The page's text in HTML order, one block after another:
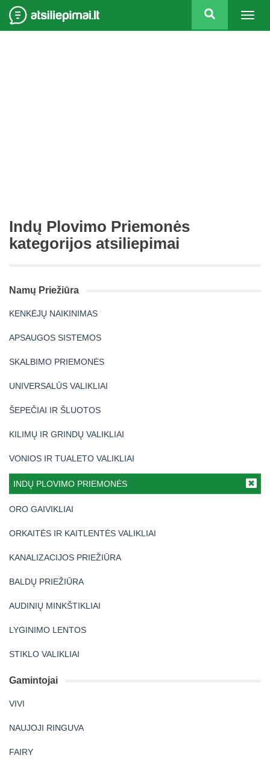
Indų Plovimo Priemonės
kategorijos atsiliepimai
Namų Priežiūra
KENKĖJŲ NAIKINIMAS
APSAUGOS SISTEMOS
SKALBIMO PRIEMONĖS
UNIVERSALŪS VALIKLIAI
ŠEPEČIAI IR ŠLUOTOS
KILIMŲ IR GRINDŲ VALIKLIAI
VONIOS IR TUALETO VALIKLIAI
INDŲ PLOVIMO PRIEMONĖS
ORO GAIVIKLIAI
ORKAITĖS IR KAITLENTĖS VALIKLIAI
KANALIZACIJOS PRIEŽIŪRA
BALDŲ PRIEŽIŪRA
AUDINIŲ MINKŠTIKLIAI
LYGINIMO LENTOS
STIKLO VALIKLIAI
Gamintojai
VIVI
NAUJOJI RINGUVA
FAIRY